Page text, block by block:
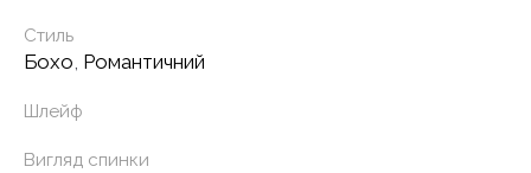
Стиль
Бохо, Романтичний
Шлейф
Вигляд спинки